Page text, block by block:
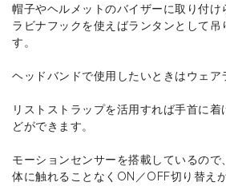
帽子やヘルメットのバイザーに取り付け
ラビナフックを使えばランタンとして吊
す。
ヘッドバンドで使用したいときはウェア
リストストラップを活用すれば手首に
どができます。
モーションセンサーを搭載しているので
体に触れることなくON／OFF切り替えが